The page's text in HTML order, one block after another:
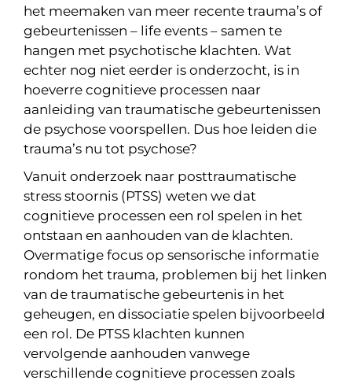
het meemaken van meer recente trauma’s of
gebeurtenissen – life events – samen te
hangen met psychotische klachten. Wat
echter nog niet eerder is onderzocht, is in
hoeverre cognitieve processen naar
aanleiding van traumatische gebeurtenissen
de psychose voorspellen. Dus hoe leiden die
trauma’s nu tot psychose?
Vanuit onderzoek naar posttraumatische
stress stoornis (PTSS) weten we dat
cognitieve processen een rol spelen in het
ontstaan en aanhouden van de klachten.
Overmatige focus op sensorische informatie
rondom het trauma, problemen bij het linken
van de traumatische gebeurtenis in het
geheugen, en dissociatie spelen bijvoorbeeld
een rol. De PTSS klachten kunnen
vervolgende aanhouden vanwege
verschillende cognitieve processen zoals